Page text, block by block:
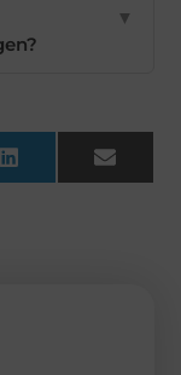
▼
LinkedIn Email